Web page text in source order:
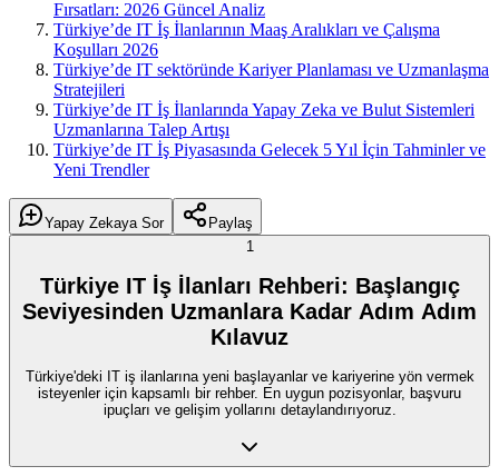
Fırsatları: 2026 Güncel Analiz
Türkiye’de IT İş İlanlarının Maaş Aralıkları ve Çalışma
Koşulları 2026
Türkiye’de IT sektöründe Kariyer Planlaması ve Uzmanlaşma
Stratejileri
Türkiye’de IT İş İlanlarında Yapay Zeka ve Bulut Sistemleri
Uzmanlarına Talep Artışı
Türkiye’de IT İş Piyasasında Gelecek 5 Yıl İçin Tahminler ve
Yeni Trendler
Yapay Zekaya Sor
Paylaş
1
Türkiye IT İş İlanları Rehberi: Başlangıç
Seviyesinden Uzmanlara Kadar Adım Adım
Kılavuz
Türkiye'deki IT iş ilanlarına yeni başlayanlar ve kariyerine yön vermek
isteyenler için kapsamlı bir rehber. En uygun pozisyonlar, başvuru
ipuçları ve gelişim yollarını detaylandırıyoruz.